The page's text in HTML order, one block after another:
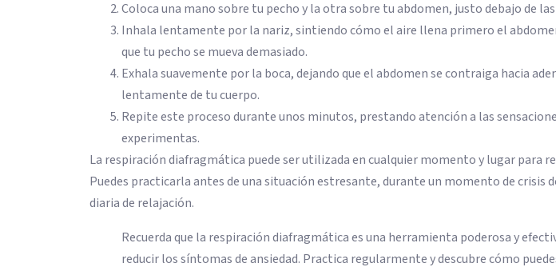
Coloca una mano sobre tu pecho y la otra sobre tu abdomen, justo debajo de
Inhala lentamente por la nariz, sintiendo cómo el aire llena primero el
que tu pecho se mueva demasiado.
Exhala suavemente por la boca, dejando que el abdomen se contraiga hacia
lentamente de tu cuerpo.
Repite este proceso durante unos minutos, prestando atención a las
experimentas.
La respiración diafragmática puede ser utilizada en cualquier momento y lugar para
Puedes practicarla antes de una situación estresante, durante un momento de crisis
diaria de relajación.
Recuerda que la respiración diafragmática es una herramienta poderosa y
reducir los síntomas de ansiedad. Practica regularmente y descubre cómo